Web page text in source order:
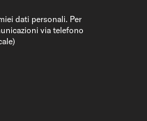
dati personali. Per
via telefono